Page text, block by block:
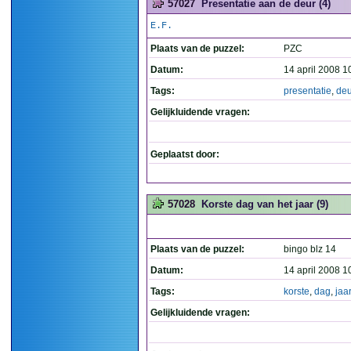
57027 Presentatie aan de deur (4)
E.F.
Plaats van de puzzel:
PZC
Datum:
14 april 2008
Tags:
presentatie,
Gelijkluidende vragen:
Geplaatst door:
57028 Korste dag van het jaar (9)
Plaats van de puzzel:
bingo blz 14
Datum:
14 april 2008
Tags:
korste, dag, jaar
Gelijkluidende vragen: